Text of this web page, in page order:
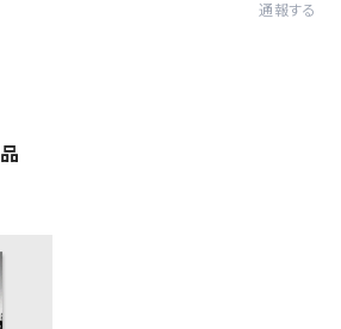
通報する